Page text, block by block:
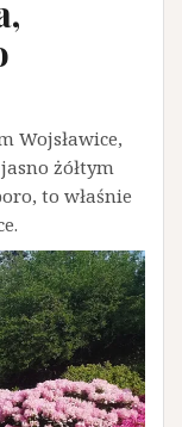
Wojsławice,
żółtym
to właśnie